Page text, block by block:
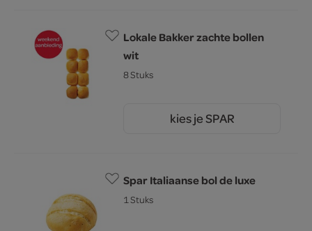
Lokale Bakker zachte bollen
wit
8 Stuks
kies je SPAR
Spar Italiaanse bol de luxe
1 Stuks